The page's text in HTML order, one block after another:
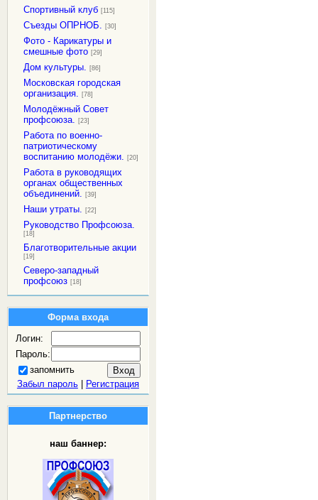
Спортивный клуб [115]
Съезды ОПРНОБ. [30]
Фото - Карикатуры и
смешные фото [29]
Дом культуры. [86]
Московская городская
организация. [78]
Молодёжный Совет
профсоюза. [23]
Работа по военно-
патриотическому
воспитанию молодёжи. [20]
Работа в руководящих
органах общественных
объединений. [39]
Наши утраты. [22]
Руководство Профсоюза.
[18]
Благотворительные акции
[19]
Северо-западный
профсоюз [18]
Форма входа
Логин:
Пароль:
запомнить
Забыл пароль| Регистрация
Партнерство
наш баннер: